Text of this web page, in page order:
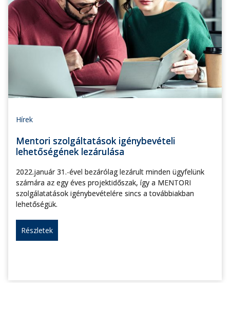
Hírek
Mentori szolgáltatások igénybevételi
lehetőségének lezárulása
2022.január 31.-ével bezárólag lezárult minden ügyfelünk
számára az egy éves projektidőszak, így a MENTORI
szolgálatatások igénybevételére sincs a továbbiakban
lehetőségük.
Részletek